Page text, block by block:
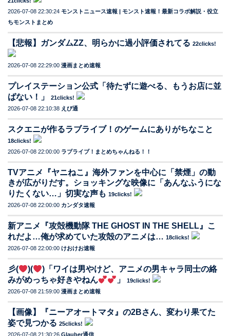
2026-07-08 22:30:24 モンストニュース速報 | モンスト速報！最新コラボ解説・役立
ちモンストまとめ
【悲報】ガンダムZZ、明らかに過小評価されてる 22clicks!
2026-07-08 22:29:00 漫画まとめ速報
プレイステーション公式「待たずに遊べる、もうお店に並
ばない！」
21clicks!
2026-07-08 22:10:38 えび通
スクエニが作るラブライブ！のゲームにありがちなこと
18clicks!
2026-07-08 22:00:00 ラブライブ！まとめちゃんねる！！
TVアニメ『ヤニねこ』海外ファンを中心に「禁煙」の動
きが広がりだす。ショッキングな映像に「あんなふうにな
りたくない…」切実な声も 19clicks!
2026-07-08 22:00:00 カンダタ速報
新アニメ『攻殻機動隊 THE GHOST IN THE SHELL』こ
れだよ…俺が求めていた攻殻のアニメは… 18clicks!
2026-07-08 22:00:00 けおけお速報
彡( )(
)「ワイは男やけど、アニメの男キャラ同士の絡
みがめっちゃ好きやねん
」
19clicks!
2026-07-08 21:59:00 漫画まとめ速報
【画像】『ニーアオートマタ』の2Bさん、変わり果てた
姿で見つかる 25clicks!
2026-07-08 21:30:26 Glauber通信